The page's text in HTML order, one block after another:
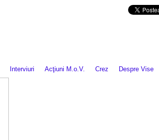
Interviuri Acţiuni M.o.V. Crez Despre Vise